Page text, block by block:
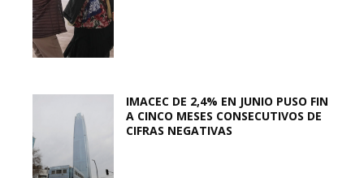
IMACEC DE 2,4% EN JUNIO PUSO FIN
A CINCO MESES CONSECUTIVOS DE
CIFRAS NEGATIVAS